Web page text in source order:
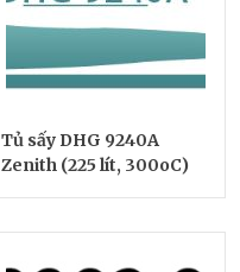
Tủ sấy DHG 9240A
Zenith (225 lít, 300oC)